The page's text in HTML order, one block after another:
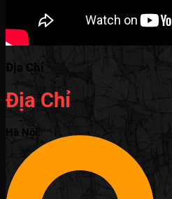
Địa Chỉ
Địa Chỉ
Hà Nội: